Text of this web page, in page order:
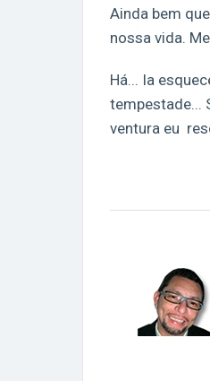
Ainda bem
nossa vida.
Há... Ia
tempestade...
ventura eu